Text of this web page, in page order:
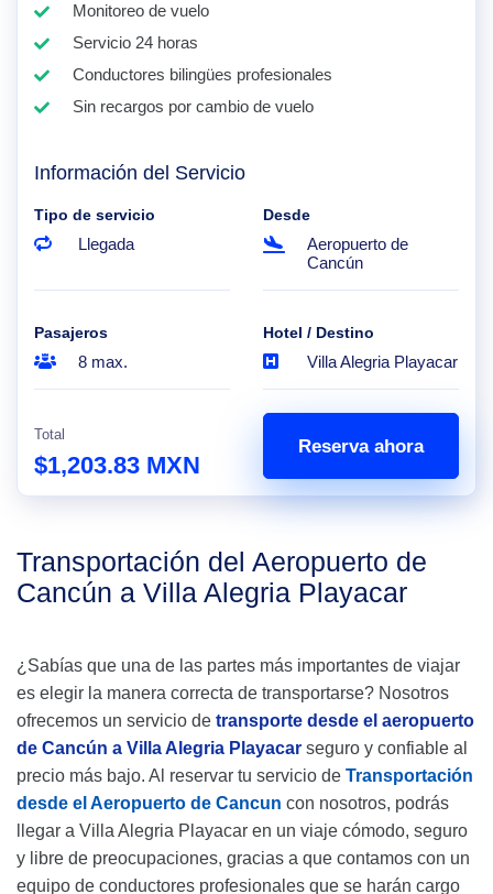
Monitoreo de vuelo
Servicio 24 horas
Conductores bilingües profesionales
Sin recargos por cambio de vuelo
Información del Servicio
Tipo de servicio
Llegada
Desde
Aeropuerto de
Cancún
Pasajeros
8 max.
Hotel / Destino
Villa Alegria Playacar
Total
$1,203.83 MXN
Reserva ahora
Transportación del Aeropuerto de
Cancún a Villa Alegria Playacar
¿Sabías que una de las partes más importantes de viajar
es elegir la manera correcta de transportarse? Nosotros
ofrecemos un servicio de transporte desde el aeropuerto
de Cancún a Villa Alegria Playacar seguro y confiable al
precio más bajo. Al reservar tu servicio de Transportación
desde el Aeropuerto de Cancun con nosotros, podrás
llegar a Villa Alegria Playacar en un viaje cómodo, seguro
y libre de preocupaciones, gracias a que contamos con un
equipo de conductores profesionales que se harán cargo